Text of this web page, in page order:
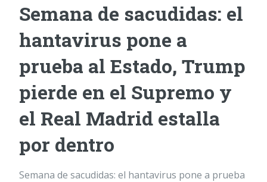
Semana de sacudidas: el
hantavirus pone a
prueba al Estado, Trump
pierde en el Supremo y
el Real Madrid estalla
por dentro
Semana de sacudidas: el hantavirus pone a prueba